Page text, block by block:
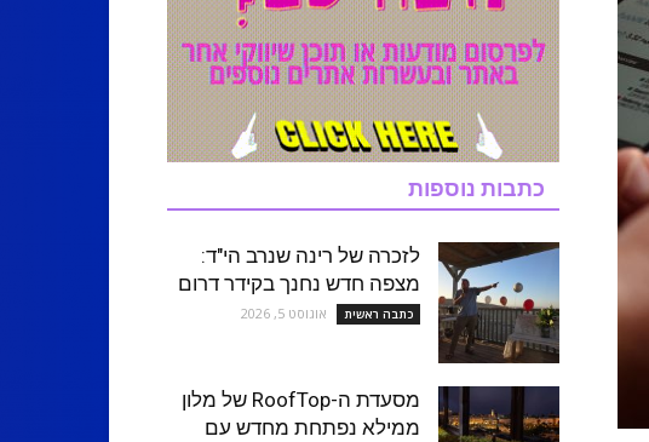
כתבות נוספות
לזכרה של רינה שנרב הי"ד:
מצפה חדש נחנך בקידר דרום
כתבה ראשית אוגוסט 5, 2026
מסעדת ה-RoofTop של מלון
ממילא נפתחת מחדש עם